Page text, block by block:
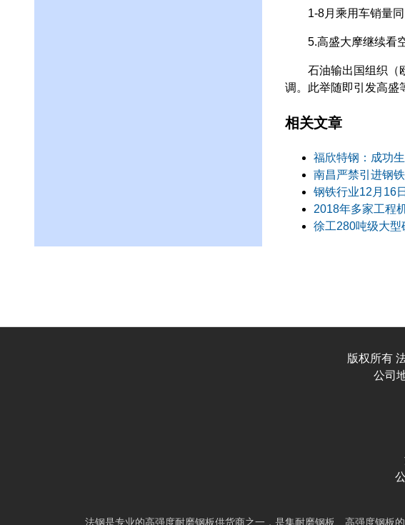
1-8月乘用车销量同
5.高盛大摩继续看
石油输出国组织（欧
调。此举随即引发高盛
相关文章
福欣特钢：成功
南昌严禁引进钢
钢铁行业12月16
2018年多家工程
徐工280吨级大
版权所有
公司
法钢是专业的高强度耐磨钢板供货商之一，是集耐磨钢板 、高强度钢板